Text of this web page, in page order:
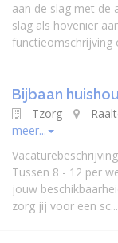
aan de slag met de
slag als hovenier
functieomschrijving
Bijbaan
Tzorg
meer...
Tussen 8 - 12 per
jouw
zorg jij voor een sc...